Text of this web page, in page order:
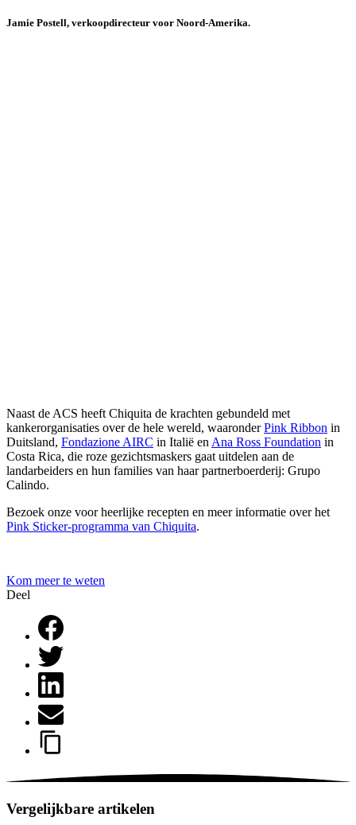
Jamie Postell, verkoopdirecteur voor Noord-Amerika.
Naast de ACS heeft Chiquita de krachten gebundeld met
kankerorganisaties over de hele wereld, waaronderPink Ribbon in
Duitsland, Fondazione AIRC in Italië en Ana Ross Foundation in
Costa Rica, die roze gezichtsmaskers gaat uitdelen aan de
landarbeiders en hun families van haar partnerboerderij: Grupo
Calindo.
Bezoek onze voor heerlijke recepten en meer informatie over het
Pink Sticker-programma van Chiquita.
Kom meer te weten
Deel
Vergelijkbare artikelen